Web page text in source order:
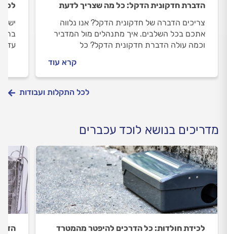
הדברת חדקונית הדקל: כל מה שצריך לדעת
צריכים הדברה של חדקונית הדקל? אנו נלווה
אתכם בכל השלבים. איך מתנהלים מול המדביר
וכמה עולה הדברת חדקונית הדקל? כל
קרא עוד
יש
עד
לכל התקלות ועבודות
מדריכים בנושא לוכד עכברים
לכידת חולדות: כל הדרכים להיפטר מהמטרד